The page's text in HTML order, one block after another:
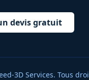
devis gratuit
3D Services. Tous